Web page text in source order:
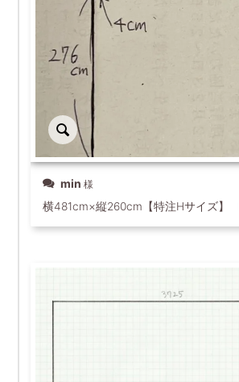
min
横481cm×縦260cm【特注Hサイズ】